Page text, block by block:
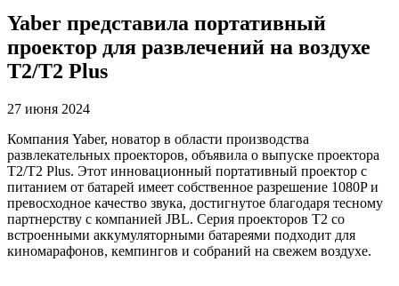
Yaber представила портативный
проектор для развлечений на воздухе
T2/T2 Plus
27 июня 2024
Компания Yaber, новатор в области производства
развлекательных проекторов, объявила о выпуске проектора
T2/T2 Plus. Этот инновационный портативный проектор с
питанием от батарей имеет собственное разрешение 1080P и
превосходное качество звука, достигнутое благодаря тесному
партнерству с компанией JBL. Серия проекторов T2 со
встроенными аккумуляторными батареями подходит для
киномарафонов, кемпингов и собраний на свежем воздухе.